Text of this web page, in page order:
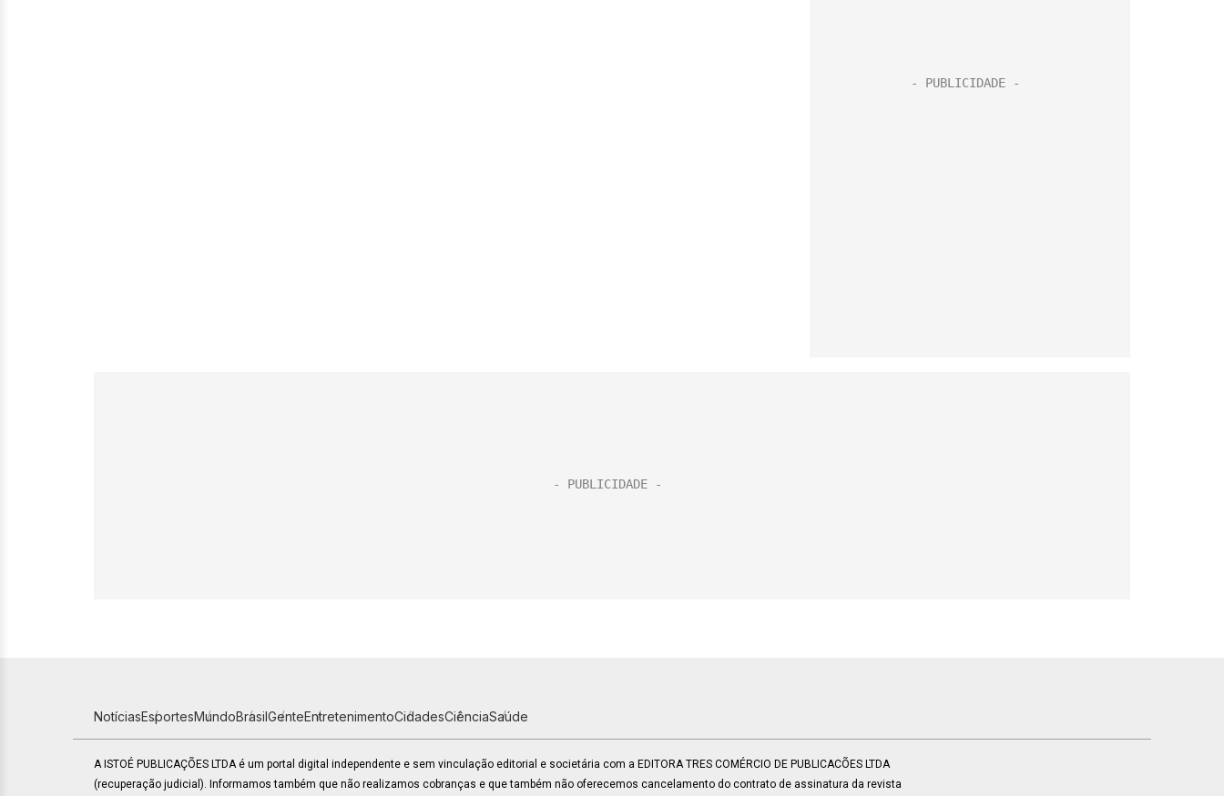
NotíciasEsportesMundoBrasilGenteEntretenimentoCidadesCiênciaSaúde
A ISTOÉ PUBLICAÇÕES LTDA é um portal digital independente e sem vinculação editorial e societária com a EDITORA TRES COMÉRCIO DE PUBLICACÕES LTDA
(recuperação judicial). Informamos também que não realizamos cobranças e que também não oferecemos cancelamento do contrato de assinatura da revista